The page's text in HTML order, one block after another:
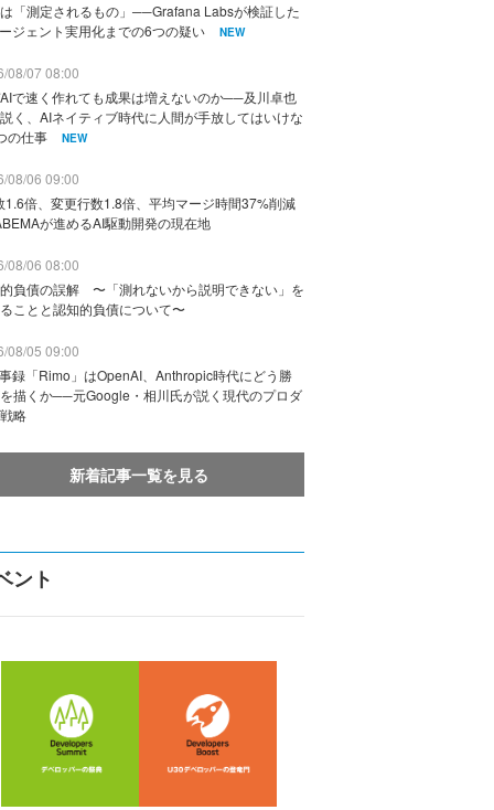
「測定されるもの」──Grafana Labsが検証した
ジェント実用化までの6つの疑い
NEW
08/07 08:00
で速く作れても成果は増えないのか──及川卓也
く、AIネイティブ時代に人間が手放してはいけな
の仕事
NEW
08/06 09:00
1.6倍、変更行数1.8倍、平均マージ時間37%削減
が進めるAI駆動開発の現在地
08/06 08:00
負債の誤解 〜「測れないから説明できない」を
ことと認知的負債について〜
08/05 09:00
録「Rimo」はOpenAI、Anthropic時代にどう勝
描くか──元Google・相川氏が説く現代のプロダ
略
新着記事一覧を見る
ント